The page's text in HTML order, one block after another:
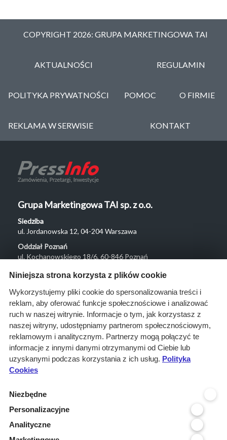
COPYRIGHT 2026: GRUPA MARKETINGOWA TAI
AKTUALNOŚCI REGULAMIN
POLITYKA PRYWATNOŚCI POMOC O FIRMIE
REKLAMA W SERWISIE KONTAKT
Grupa Marketingowa TAI sp. z o.o.
Siedziba
ul. Jordanowska 12, 04-204 Warszawa
Oddział Poznań
ul. Kochanowskiego 18/6, 60-846 Poznań
Menu
O nas
Rozwiązania
Monitoring
przetargów
Raporty
przetargowe
Kontakt
Kontakt
Niniejsza strona korzysta z plików cookie
Wykorzystujemy pliki cookie do spersonalizowania treści i
reklam, aby oferować funkcje społecznościowe i analizować
ruch w naszej witrynie. Informacje o tym, jak korzystasz z
naszej witryny, udostępniamy partnerom społecznościowym,
reklamowym i analitycznym. Partnerzy mogą połączyć te
informacje z innymi danymi otrzymanymi od Ciebie lub
uzyskanymi podczas korzystania z ich usług. Polityka
Cookies
Niezbędne
Personalizacyjne
Analityczne